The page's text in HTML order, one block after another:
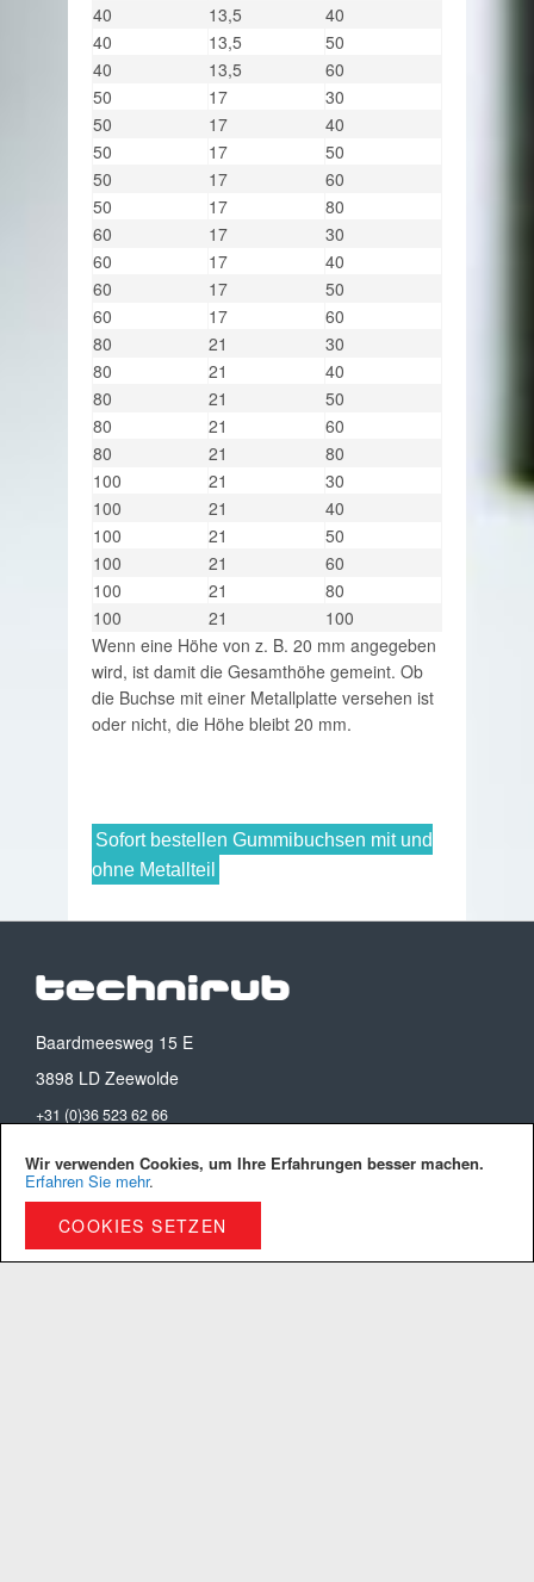
Wir verwenden Cookies, um Ihre Erfahrungen besser machen.
Erfahren Sie mehr.
COOKIES SETZEN
40
13,5
40
40
13,5
50
40
13,5
60
50
17
30
50
17
40
50
17
50
50
17
60
50
17
80
60
17
30
60
17
40
60
17
50
60
17
60
80
21
30
80
21
40
80
21
50
80
21
60
80
21
80
100
21
30
100
21
40
100
21
50
100
21
60
100
21
80
100
21
100
Wenn eine Höhe von z. B. 20 mm angegeben
wird, ist damit die Gesamthöhe gemeint. Ob
die Buchse mit einer Metallplatte versehen ist
oder nicht, die Höhe bleibt 20 mm.
Sofort bestellen Gummibuchsen mit und
ohne Metallteil
Baardmeesweg 15 E
3898 LD Zeewolde
+31 (0)36 523 62 66
NL809697543B01